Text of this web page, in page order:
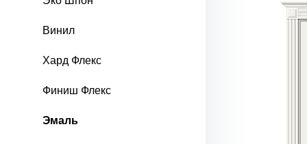
Винил
Хард Флекс
Финиш Флекс
Эмаль